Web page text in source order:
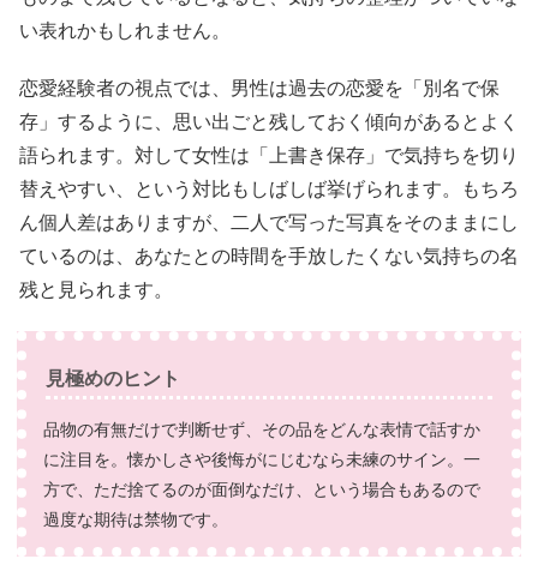
い表れかもしれません。
恋愛経験者の視点では、男性は過去の恋愛を「別名で保
存」するように、思い出ごと残しておく傾向があるとよく
語られます。対して女性は「上書き保存」で気持ちを切り
替えやすい、という対比もしばしば挙げられます。もちろ
ん個人差はありますが、二人で写った写真をそのままにし
ているのは、あなたとの時間を手放したくない気持ちの名
残と見られます。
見極めのヒント
品物の有無だけで判断せず、その品をどんな表情で話すか
に注目を。懐かしさや後悔がにじむなら未練のサイン。一
方で、ただ捨てるのが面倒なだけ、という場合もあるので
過度な期待は禁物です。